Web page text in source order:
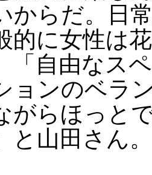
からだ。日
的に女性は
「自由なス
ョンのベラ
がらほっと
と山田さん。